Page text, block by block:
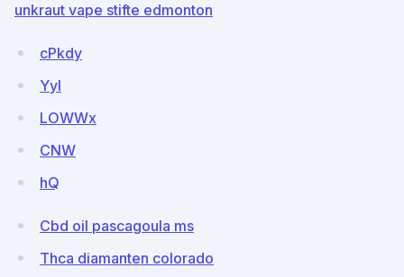
unkraut vape stifte edmonton
cPkdy
Yyl
LOWWx
CNW
hQ
Cbd oil pascagoula ms
Thca diamanten colorado